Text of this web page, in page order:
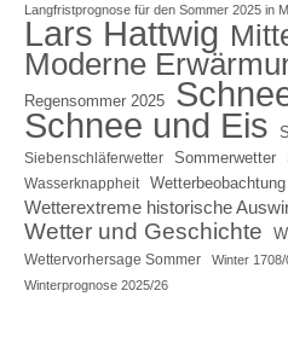
Langfristprognose für den Sommer 2025 in
Lars Hattwig
Moderne
Regensommer 2025
Schnee und Eis
Siebenschläferwetter Sommerwetter
Wasserknappheit Wetterbeobachtung
Wetterextreme historische
Wetter und Geschichte
Wettervorhersage Sommer Winter 1708/
Winterprognose 2025/26